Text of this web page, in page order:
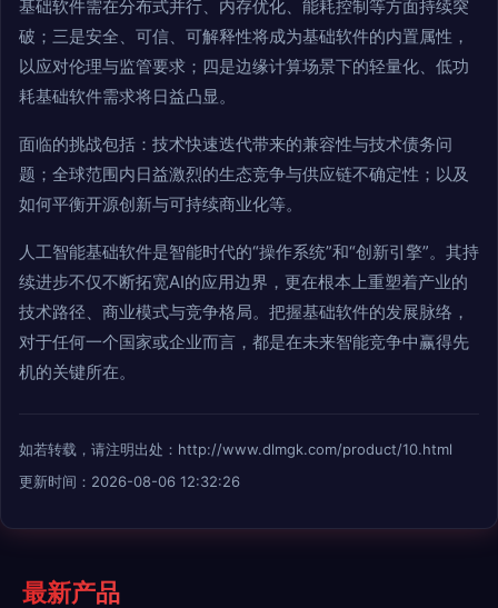
基础软件需在分布式并行、内存优化、能耗控制等方面持续突
破；三是安全、可信、可解释性将成为基础软件的内置属性，
以应对伦理与监管要求；四是边缘计算场景下的轻量化、低功
耗基础软件需求将日益凸显。
面临的挑战包括：技术快速迭代带来的兼容性与技术债务问
题；全球范围内日益激烈的生态竞争与供应链不确定性；以及
如何平衡开源创新与可持续商业化等。
人工智能基础软件是智能时代的“操作系统”和“创新引擎”。其持
续进步不仅不断拓宽AI的应用边界，更在根本上重塑着产业的
技术路径、商业模式与竞争格局。把握基础软件的发展脉络，
对于任何一个国家或企业而言，都是在未来智能竞争中赢得先
机的关键所在。
如若转载，请注明出处：http://www.dlmgk.com/product/10.html
更新时间：2026-08-06 12:32:26
最新产品